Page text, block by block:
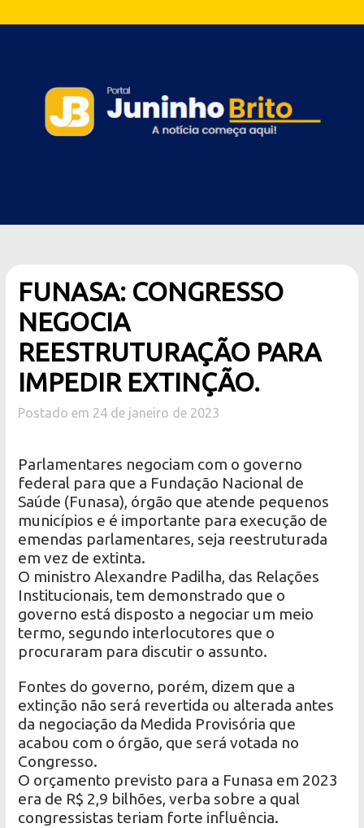
FUNASA: CONGRESSO
NEGOCIA
REESTRUTURAÇÃO PARA
IMPEDIR EXTINÇÃO.
Postado em 24 de janeiro de 2023
Parlamentares negociam com o governo
federal para que a Fundação Nacional de
Saúde (Funasa), órgão que atende pequenos
municípios e é importante para execução de
emendas parlamentares, seja reestruturada
em vez de extinta.
O ministro Alexandre Padilha, das Relações
Institucionais, tem demonstrado que o
governo está disposto a negociar um meio
termo, segundo interlocutores que o
procuraram para discutir o assunto.
Fontes do governo, porém, dizem que a
extinção não será revertida ou alterada antes
da negociação da Medida Provisória que
acabou com o órgão, que será votada no
Congresso.
O orçamento previsto para a Funasa em 2023
era de R$ 2,9 bilhões, verba sobre a qual
congressistas teriam forte influência.